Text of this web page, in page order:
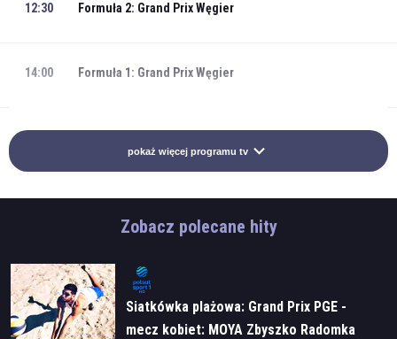
12:30 Formuła 2: Grand Prix Węgier
14:00 Formuła 1: Grand Prix Węgier
pokaż więcej programu tv
Zobacz polecane hity
Siatkówka plażowa: Grand Prix PGE -
mecz kobiet: MOYA Zbyszko Radomka